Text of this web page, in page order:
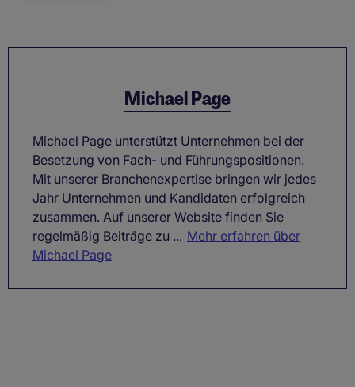
Michael Page
Michael Page unterstützt Unternehmen bei der
Besetzung von Fach- und Führungspositionen.
Mit unserer Branchenexpertise bringen wir jedes
Jahr Unternehmen und Kandidaten erfolgreich
zusammen. Auf unserer Website finden Sie
regelmäßig Beiträge zu ... Mehr erfahren über
Michael Page